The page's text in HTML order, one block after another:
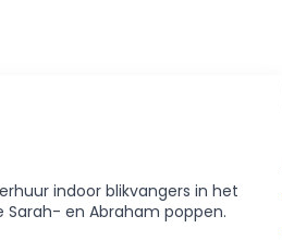
indoor blikvangers in het
en Abraham poppen.